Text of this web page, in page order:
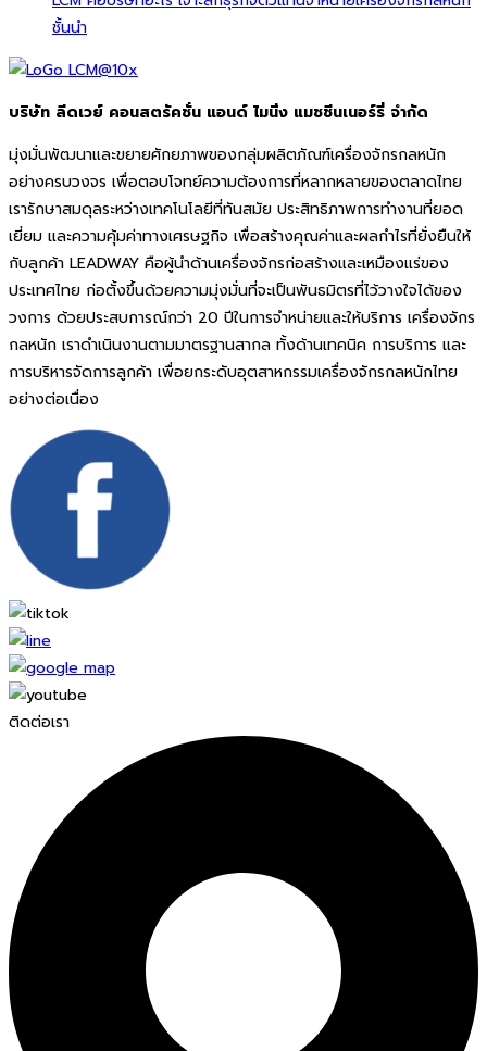
ชั้นนำ
บริษัท ลีดเวย์ คอนสตรัคชั่น แอนด์ ไมนิ่ง แมชชีนเนอร์รี่ จำกัด
มุ่งมั่นพัฒนาและขยายศักยภาพของกลุ่มผลิตภัณฑ์เครื่องจักรกลหนัก
อย่างครบวงจร เพื่อตอบโจทย์ความต้องการที่หลากหลายของตลาดไทย
เรารักษาสมดุลระหว่างเทคโนโลยีที่ทันสมัย ประสิทธิภาพการทำงานที่ยอด
เยี่ยม และความคุ้มค่าทางเศรษฐกิจ เพื่อสร้างคุณค่าและผลกำไรที่ยั่งยืนให้
กับลูกค้า LEADWAY คือผู้นำด้านเครื่องจักรก่อสร้างและเหมืองแร่ของ
ประเทศไทย ก่อตั้งขึ้นด้วยความมุ่งมั่นที่จะเป็นพันธมิตรที่ไว้วางใจได้ของ
วงการ ด้วยประสบการณ์กว่า 20 ปีในการจำหน่ายและให้บริการ เครื่องจักร
กลหนัก เราดำเนินงานตามมาตรฐานสากล ทั้งด้านเทคนิค การบริการ และ
การบริหารจัดการลูกค้า เพื่อยกระดับอุตสาหกรรมเครื่องจักรกลหนักไทย
อย่างต่อเนื่อง
ติดต่อเรา